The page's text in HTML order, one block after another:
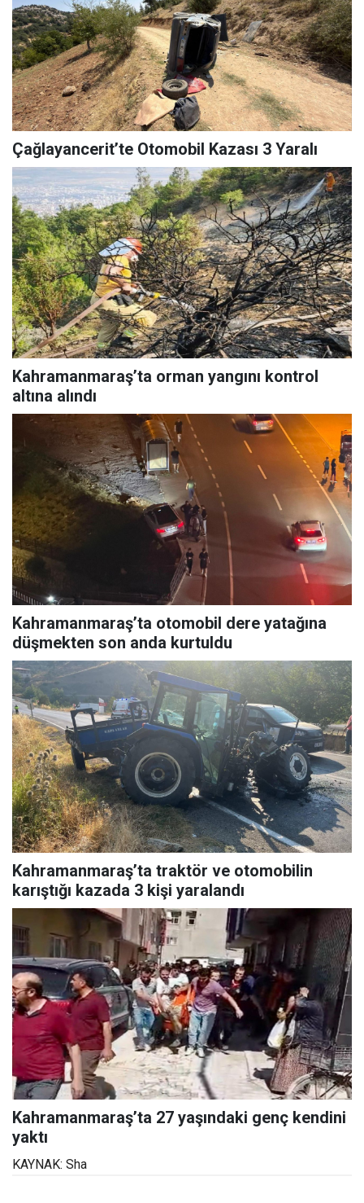
Çağlayancerit’te Otomobil Kazası 3 Yaralı
Kahramanmaraş’ta orman yangını kontrol
altına alındı
Kahramanmaraş’ta otomobil dere yatağına
düşmekten son anda kurtuldu
Kahramanmaraş’ta traktör ve otomobilin
karıştığı kazada 3 kişi yaralandı
Kahramanmaraş’ta 27 yaşındaki genç kendini
yaktı
KAYNAK: Sha